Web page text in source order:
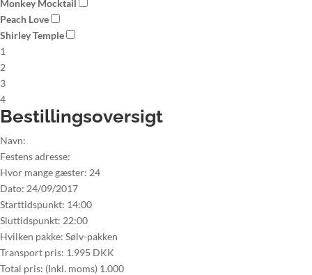
Monkey Mocktail
Peach Love
Shirley Temple
1
2
3
4
Bestillingsoversigt
Navn:
Festens adresse:
Hvor mange gæster: 24
Dato: 24/09/2017
Starttidspunkt: 14:00
Sluttidspunkt: 22:00
Hvilken pakke: Sølv-pakken
Transport pris: 1.995 DKK
Total pris: (Inkl. moms) 1.000